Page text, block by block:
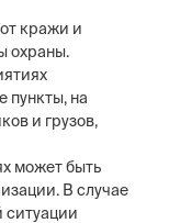
кражи и
охраны.
пункты, на
и грузов,
может быть
В случае
ситуации